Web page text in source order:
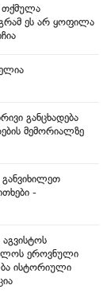
თქმულა
ეს არ ყოფილა
განცხადება
მემორიალზე
განვიხილეთ
-
ეროვნული
ისტორიული